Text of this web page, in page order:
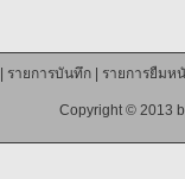
รายการบันทึก| รายการยืมห
Copyright © 2013